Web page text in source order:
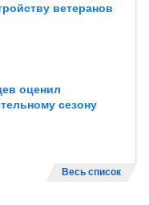
ветеранов
оценил
сезону
Весь список